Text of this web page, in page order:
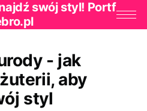
swój styl! Portf
- jak
aby
styl